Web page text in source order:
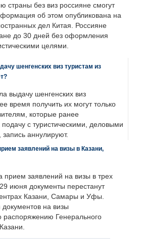
страны без виз россияне смогут
об этом опубликована на
дел Китая. Россияне
до 30 дней без оформления
целями.
шенгенских виз туристам из
выдачу шенгенских виз
время получить их могут только
которые ранее
подачу с туристическими, деловыми
аннулируют.
заявлений на визы в Казани,
прием заявлений на визы в трех
июня документы перестанут
Казани, Самары и Уфы.
на визы
распоряжению Генерального